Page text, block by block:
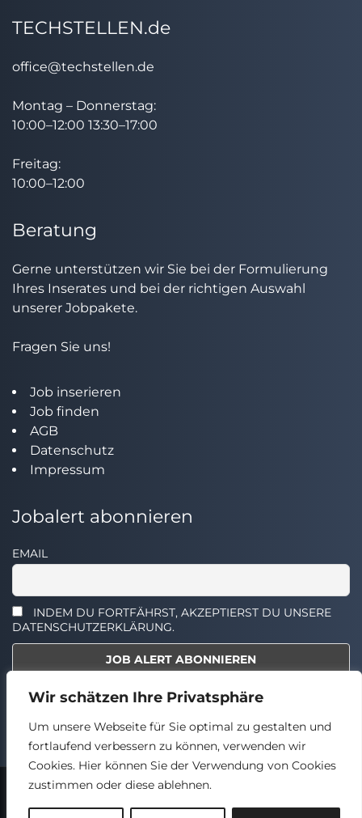
Wir schätzen Ihre Privatsphäre
Um unsere Webseite für Sie optimal zu gestalten und
fortlaufend verbessern zu können, verwenden wir
Cookies. Hier können Sie der Verwendung von Cookies
zustimmen oder diese ablehnen.
TECHSTELLEN.de
office@techstellen.de
Montag – Donnerstag:
10:00–12:00 13:30–17:00
Freitag:
10:00–12:00
Beratung
Gerne unterstützen wir Sie bei der Formulierung
Ihres Inserates und bei der richtigen Auswahl
unserer Jobpakete.
Fragen Sie uns!
Job inserieren
Job finden
AGB
Datenschutz
Impressum
Jobalert abonnieren
EMAIL
INDEM DU FORTFÄHRST, AKZEPTIERST DU UNSERE
DATENSCHUTZERKLÄRUNG.
Select the widget you want to show.